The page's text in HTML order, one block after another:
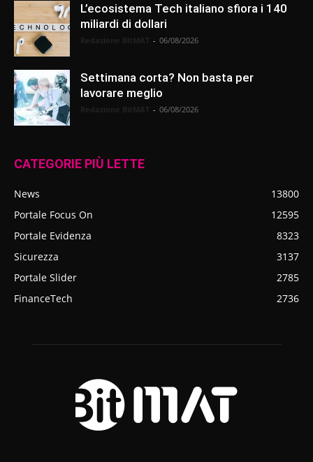
L’ecosistema Tech italiano sfiora i 140
miliardi di dollari
- 06/08/2026
Settimana corta? Non basta per
lavorare meglio
- 06/08/2026
CATEGORIE PIÙ LETTE
News
13800
Portale Focus On
12595
Portale Evidenza
8323
Sicurezza
3137
Portale Slider
2785
FinanceTech
2736